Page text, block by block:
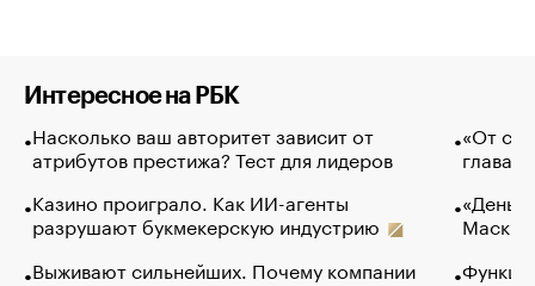
Интересное на РБК
Насколько ваш авторитет зависит от
атрибутов престижа? Тест для лидеров
Казино проиграло. Как ИИ-агенты
разрушают букмекерскую индустрию
Выживают сильнейших. Почему компании
«От
глава
Маск в